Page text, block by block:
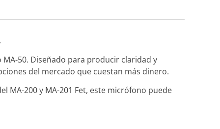
50. Diseñado para producir claridad y
del mercado que cuestan más dinero.
MA-200 y MA-201 Fet, este micrófono puede